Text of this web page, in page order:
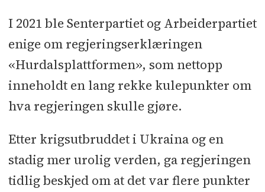
I 2021 ble Senterpartiet og Arbeiderpartiet
enige om regjeringserklæringen
«Hurdalsplattformen», som nettopp
inneholdt en lang rekke kulepunkter om
hva regjeringen skulle gjøre.
Etter krigsutbruddet i Ukraina og en
stadig mer urolig verden, ga regjeringen
tidlig beskjed om at det var flere punkter